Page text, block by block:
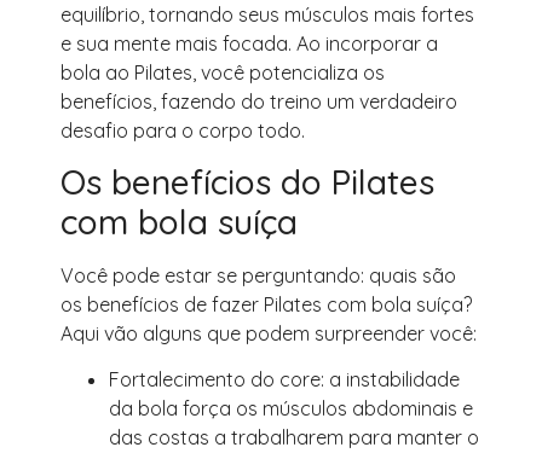
equilíbrio, tornando seus músculos mais fortes
e sua mente mais focada. Ao incorporar a
bola ao Pilates, você potencializa os
benefícios, fazendo do treino um verdadeiro
desafio para o corpo todo.
Os benefícios do Pilates
com bola suíça
Você pode estar se perguntando: quais são
os benefícios de fazer Pilates com bola suíça?
Aqui vão alguns que podem surpreender você:
Fortalecimento do core: a instabilidade
da bola força os músculos abdominais e
das costas a trabalharem para manter o